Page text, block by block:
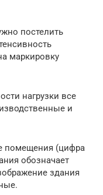
постелить
маркировку
нагрузки все
и
помещения (цифра
обозначает
здания